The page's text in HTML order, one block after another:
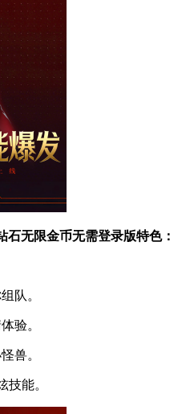
无限金币无需登录版特色：
队。
验。
兽。
技能。